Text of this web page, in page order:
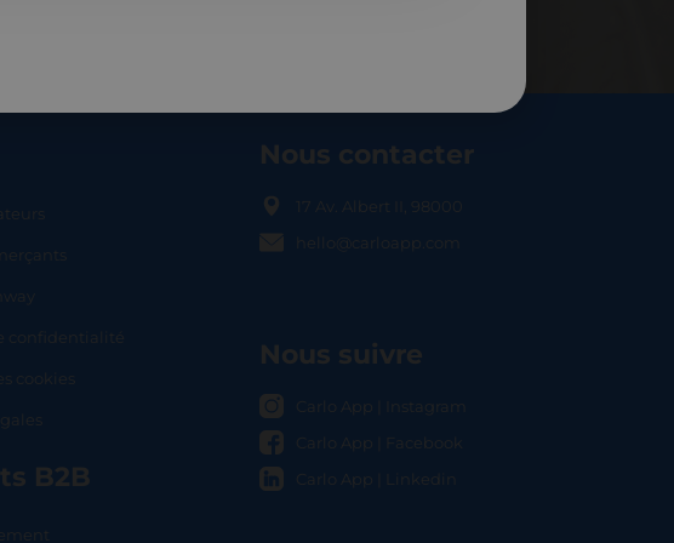
confidentialité
cookies
B2B
Nous contacter
17 Av. Albert II, 98000
hello@carloapp.com
Nous suivre
Carlo App | Instagram
Carlo App | Facebook
Carlo App | Linkedin
LOCAL